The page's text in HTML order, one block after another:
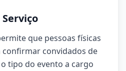
que pessoas físicas
convidados de
tipo do evento a cargo